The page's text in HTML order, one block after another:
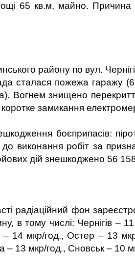
65 кв.м, майно. Причина
району по вул.
сталася пожежа гаражу
Вогнем знищено
замикання
боєприпасів:
до виконання робіт за
дій знешкоджено 56
радіаційний фон
в тому числі: Чернігів –
– 14 мкр/год., Остер – 13
– 13 мкр/год., Сновськ – 10